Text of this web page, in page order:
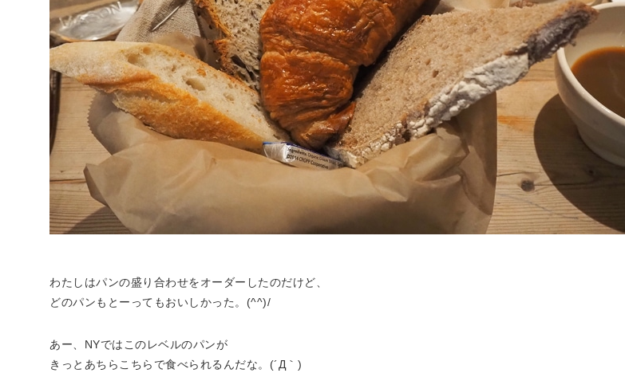
わたしはパンの盛り合わせをオーダーしたのだけど、
どのパンもとーってもおいしかった。(^^)/
あー、NYではこのレベルのパンが
きっとあちらこちらで食べられるんだな。(´Д｀)